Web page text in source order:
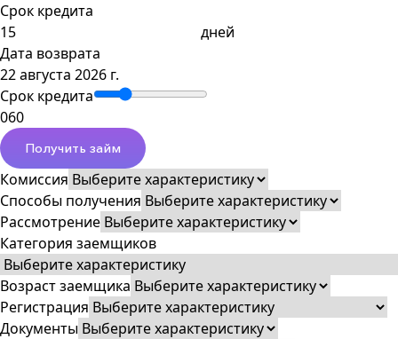
Срок кредита
дней
Дата возврата
22 августа 2026 г.
Срок кредита
060
Получить займ
Комиссия
Способы получения
Рассмотрение
Категория заемщиков
Возраст заемщика
Регистрация
Документы